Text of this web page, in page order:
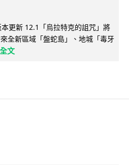
本更新 12.1「烏拉特克的詛咒」將
全新區域「盤蛇島」、地城「毒牙
文